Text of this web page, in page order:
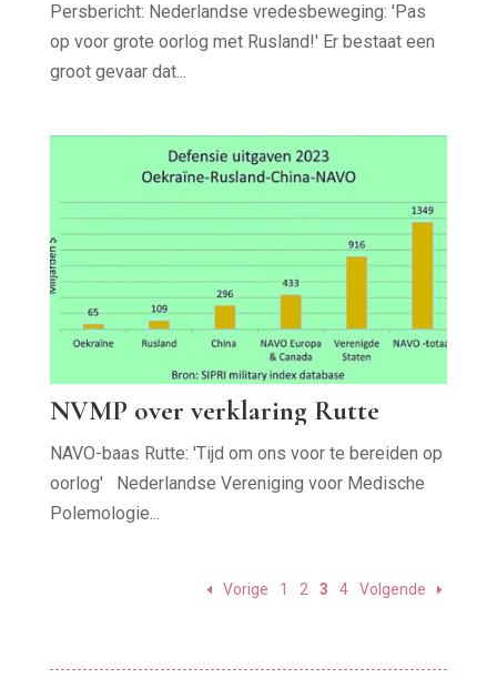
Persbericht: Nederlandse vredesbeweging: 'Pas
op voor grote oorlog met Rusland!' Er bestaat een
groot gevaar dat...
NVMP over verklaring Rutte
NAVO-baas Rutte: 'Tijd om ons voor te bereiden op
oorlog' Nederlandse Vereniging voor Medische
Polemologie...
Vorige 1 2 3 4 Volgende